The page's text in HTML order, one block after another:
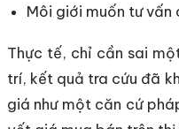
Môi giới muốn tư vấn
Thực tế, chỉ cần sai
trí, kết quả tra cứu đã
giá như một căn cứ